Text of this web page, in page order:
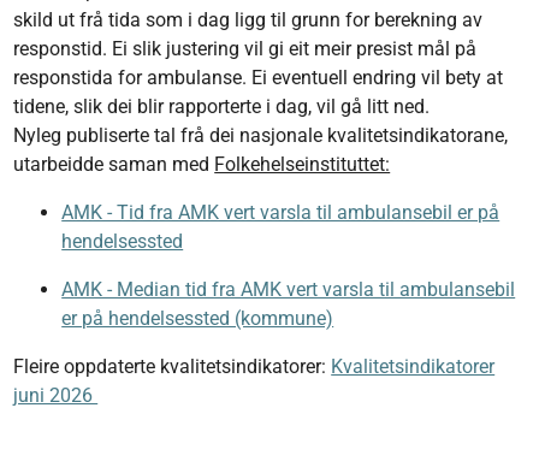
skild ut frå tida som i dag ligg til grunn for berekning av
responstid. Ei slik justering vil gi eit meir presist mål på
responstida for ambulanse. Ei eventuell endring vil bety at
tidene, slik dei blir rapporterte i dag, vil gå litt ned.
Nyleg publiserte tal frå dei nasjonale kvalitetsindikatorane,
utarbeidde saman med Folkehelseinstituttet:
AMK - Tid fra AMK vert varsla til ambulansebil er på
hendelsessted
AMK - Median tid fra AMK vert varsla til ambulansebil
er på hendelsessted (kommune)
Fleire oppdaterte kvalitetsindikatorer: Kvalitetsindikatorer
juni 2026